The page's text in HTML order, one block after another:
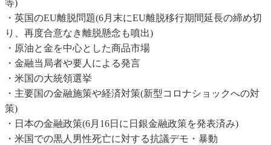
等)
・英国のEU離脱問題(6月末にEU離脱移行期間延長の締め切
り、再度合意なき離脱懸念も噴出)
・原油と金を中心とした商品市場
・金融当局者や要人による発言
・米国の大統領選挙
・主要国の金融施策や経済対策(新型コロナショックへの対
策)
・日本の金融政策(6月16日に日銀金融政策を発表済み)
・米国での黒人男性死亡に対する抗議デモ・暴動